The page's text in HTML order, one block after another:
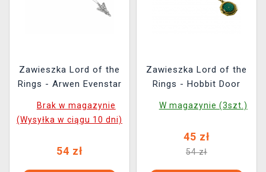
Zawieszka Lord of the
Rings - Arwen Evenstar
Brak w magazynie
(Wysyłka w ciągu 10 dni)
54 zł
Zawieszka Lord of the
Rings - Hobbit Door
W magazynie (3szt.)
45 zł
54 zł